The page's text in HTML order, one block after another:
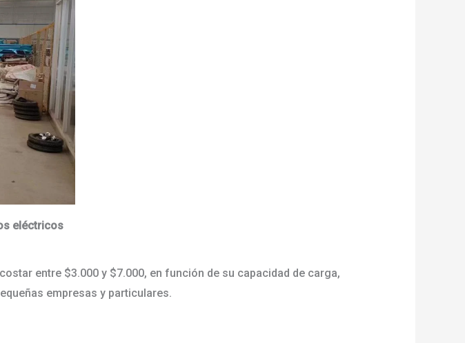
eléctricos
entre $3.000 y $7.000, en función de su capacidad de carga,
empresas y particulares.